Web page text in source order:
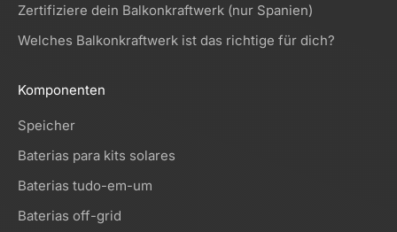
Zertifiziere dein Balkonkraftwerk (nur Spanien)
Welches Balkonkraftwerk ist das richtige für dich?
Komponenten
Speicher
Baterias para kits solares
Baterias tudo-em-um
Baterias off-grid